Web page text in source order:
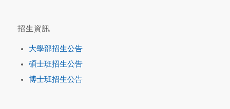
招生資訊
大學部招生公告
碩士班招生公告
博士班招生公告